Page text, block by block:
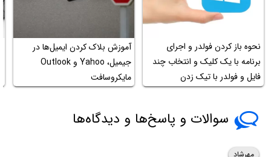
نحوه باز کردن فولدر و اجرای
برنامه با یک کلیک و انتخاب چند
فایل و فولدر با تیک زدن
چک‌باکس در ویندوز
آموزش بلاک کردن ایمیل‌ها در
جیمیل، Yahoo و Outlook
مایکروسافت
سوالات و پاسخ‌ها و دیدگاه‌ها
مهرشاد